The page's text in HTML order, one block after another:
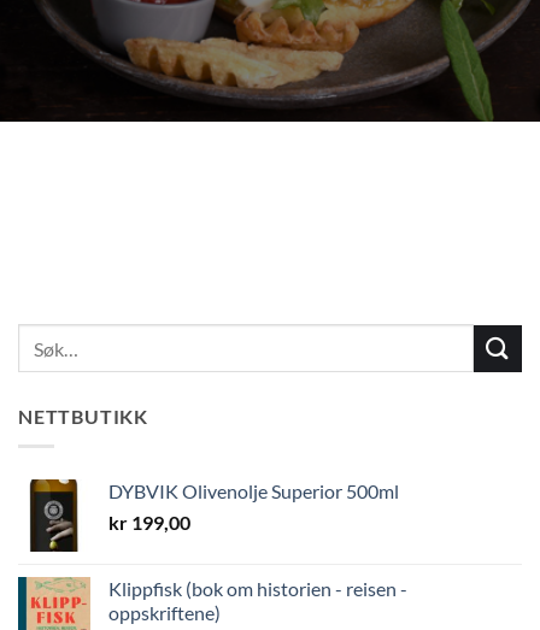
NETTBUTIKK
DYBVIK Olivenolje Superior 500ml
kr 199,00
Klippfisk (bok om historien - reisen -
oppskriftene)